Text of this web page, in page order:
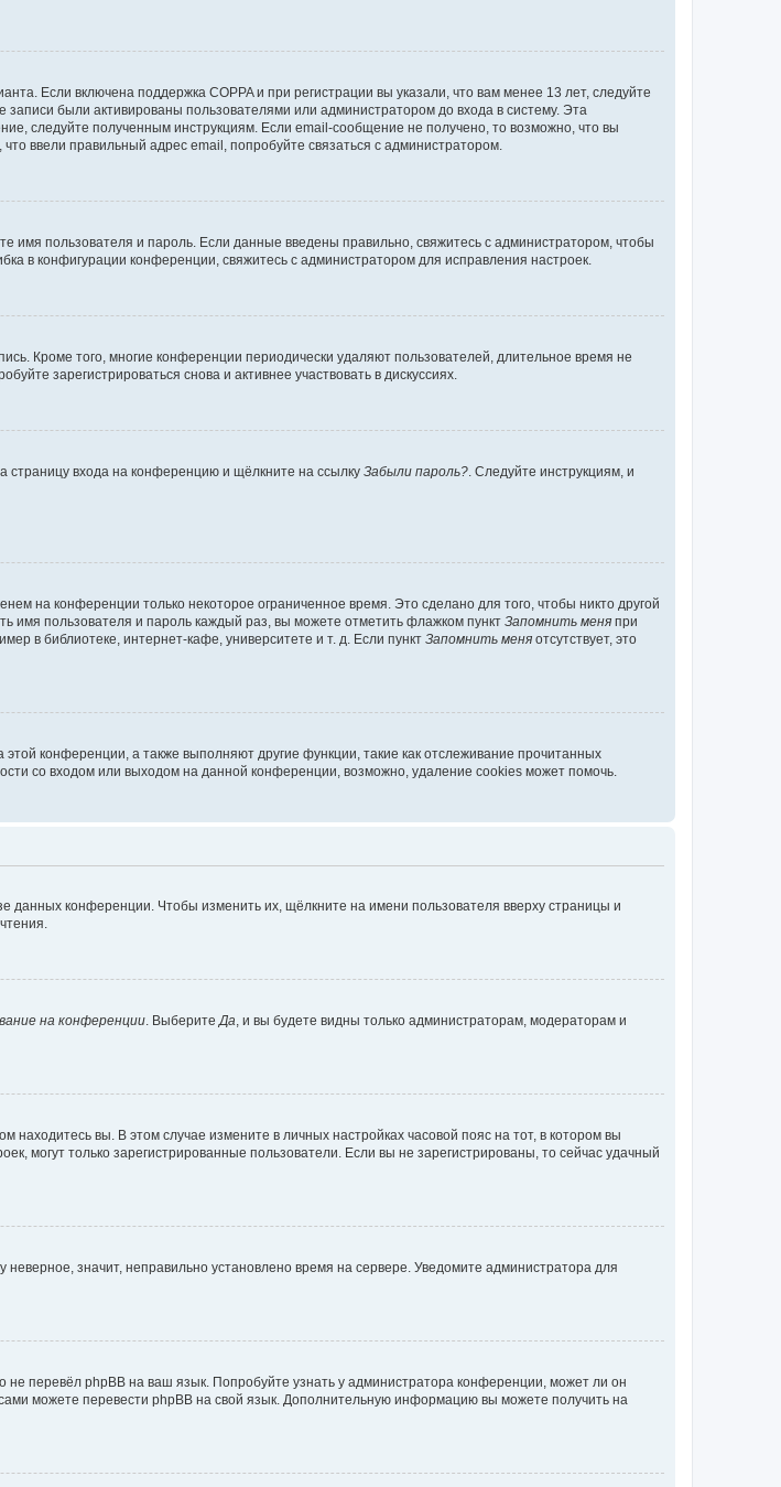
Если включена поддержка COPPA и при регистрации вы указали, что вам менее 13 лет, следуйте
были активированы пользователями или администратором до входа в систему. Эта
следуйте полученным инструкциям. Если email-сообщение не получено, то возможно, что вы
ввели правильный адрес email, попробуйте связаться с администратором.
имя пользователя и пароль. Если данные введены правильно, свяжитесь с администратором, чтобы
в конфигурации конференции, свяжитесь с администратором для исправления настроек.
Кроме того, многие конференции периодически удаляют пользователей, длительное время не
зарегистрироваться снова и активнее участвовать в дискуссиях.
страницу входа на конференцию и щёлкните на ссылку Забыли пароль? . Следуйте инструкциям, и
на конференции только некоторое ограниченное время. Это сделано для того, чтобы никто другой
имя пользователя и пароль каждый раз, вы можете отметить флажком пункт Запомнить меня при
в библиотеке, интернет-кафе, университете и т. д. Если пункт Запомнить меня отсутствует, это
конференции, а также выполняют другие функции, такие как отслеживание прочитанных
со входом или выходом на данной конференции, возможно, удаление cookies может помочь.
данных конференции. Чтобы изменить их, щёлкните на имени пользователя вверху страницы и
на конференции . Выберите Да , и вы будете видны только администраторам, модераторам и
находитесь вы. В этом случае измените в личных настройках часовой пояс на тот, в котором вы
могут только зарегистрированные пользователи. Если вы не зарегистрированы, то сейчас удачный
значит, неправильно установлено время на сервере. Уведомите администратора для
перевёл phpBB на ваш язык. Попробуйте узнать у администратора конференции, может ли он
можете перевести phpBB на свой язык. Дополнительную информацию вы можете получить на